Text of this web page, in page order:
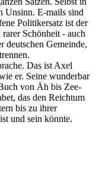
Unsinn. E-mails sind
Politikersatz ist der
Schönheit - auch
deutschen Gemeinde,
Das ist Axel
er. Seine wunderbar
von Äh bis Zee-
das den Reichtum
bis zu ihrer
und sein könnte.